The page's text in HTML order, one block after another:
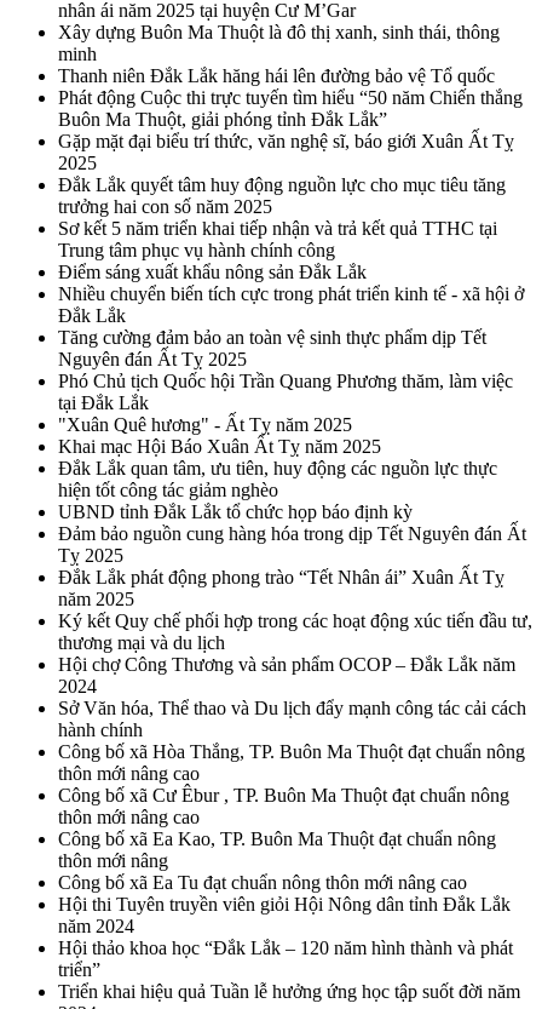
nhân ái năm 2025 tại huyện Cư M’Gar
Xây dựng Buôn Ma Thuột là đô thị xanh, sinh thái, thông
minh
Thanh niên Đắk Lắk hăng hái lên đường bảo vệ Tổ quốc
Phát động Cuộc thi trực tuyến tìm hiểu “50 năm Chiến thắng
Buôn Ma Thuột, giải phóng tỉnh Đắk Lắk”
Gặp mặt đại biểu trí thức, văn nghệ sĩ, báo giới Xuân Ất Tỵ
2025
Đắk Lắk quyết tâm huy động nguồn lực cho mục tiêu tăng
trưởng hai con số năm 2025
Sơ kết 5 năm triển khai tiếp nhận và trả kết quả TTHC tại
Trung tâm phục vụ hành chính công
Điểm sáng xuất khẩu nông sản Đắk Lắk
Nhiều chuyển biến tích cực trong phát triển kinh tế - xã hội ở
Đắk Lắk
Tăng cường đảm bảo an toàn vệ sinh thực phẩm dịp Tết
Nguyên đán Ất Tỵ 2025
Phó Chủ tịch Quốc hội Trần Quang Phương thăm, làm việc
tại Đắk Lắk
"Xuân Quê hương" - Ất Tỵ năm 2025
Khai mạc Hội Báo Xuân Ất Tỵ năm 2025
Đắk Lắk quan tâm, ưu tiên, huy động các nguồn lực thực
hiện tốt công tác giảm nghèo
UBND tỉnh Đắk Lắk tổ chức họp báo định kỳ
Đảm bảo nguồn cung hàng hóa trong dịp Tết Nguyên đán Ất
Tỵ 2025
Đắk Lắk phát động phong trào “Tết Nhân ái” Xuân Ất Tỵ
năm 2025
Ký kết Quy chế phối hợp trong các hoạt động xúc tiến đầu tư,
thương mại và du lịch
Hội chợ Công Thương và sản phẩm OCOP – Đắk Lắk năm
2024
Sở Văn hóa, Thể thao và Du lịch đẩy mạnh công tác cải cách
hành chính
Công bố xã Hòa Thắng, TP. Buôn Ma Thuột đạt chuẩn nông
thôn mới nâng cao
Công bố xã Cư Êbur , TP. Buôn Ma Thuột đạt chuẩn nông
thôn mới nâng cao
Công bố xã Ea Kao, TP. Buôn Ma Thuột đạt chuẩn nông
thôn mới nâng
Công bố xã Ea Tu đạt chuẩn nông thôn mới nâng cao
Hội thi Tuyên truyền viên giỏi Hội Nông dân tỉnh Đắk Lắk
năm 2024
Hội thảo khoa học “Đắk Lắk – 120 năm hình thành và phát
triển”
Triển khai hiệu quả Tuần lễ hưởng ứng học tập suốt đời năm